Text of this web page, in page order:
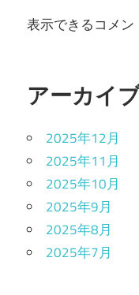
表示できるコメン
アーカイ
2025年12月
2025年11月
2025年10月
2025年9月
2025年8月
2025年7月